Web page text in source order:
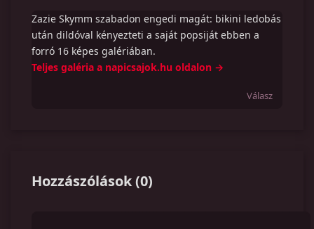
Zazie Skymm szabadon engedi magát: bikini ledobás
után dildóval kényezteti a saját popsiját ebben a
forró 16 képes galériában.
Teljes galéria a napicsajok.hu oldalon →
Válasz
Hozzászólások(0)